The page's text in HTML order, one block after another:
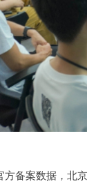
方备案数据，北